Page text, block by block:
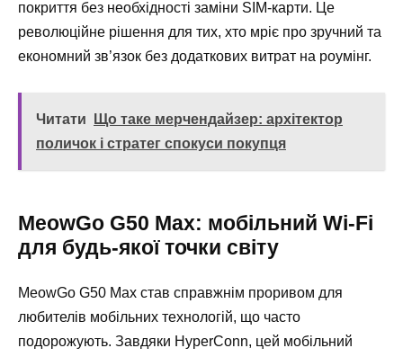
покриття без необхідності заміни SIM-карти. Це
революційне рішення для тих, хто мріє про зручний та
економний зв’язок без додаткових витрат на роумінг.
Читати
Що таке мерчендайзер: архітектор
поличок і стратег спокуси покупця
MeowGo G50 Max: мобільний Wi-Fi
для будь-якої точки світу
MeowGo G50 Max став справжнім проривом для
любителів мобільних технологій, що часто
подорожують. Завдяки HyperConn, цей мобільний